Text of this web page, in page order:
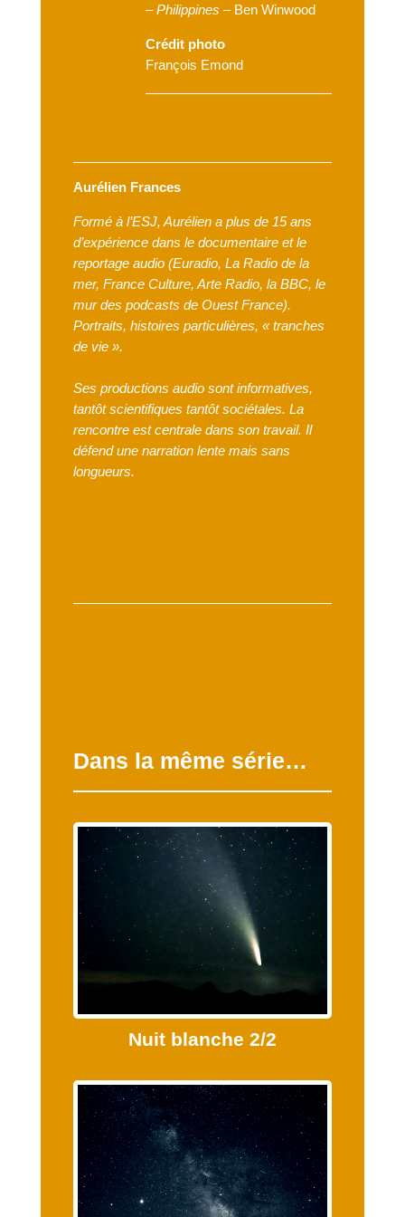
–Philippines –Ben Winwood
Crédit photo
François Emond
Aurélien Frances
Formé à l’ESJ, Aurélien a plus de 15 ans
d’expérience dans le documentaire et le
reportage audio (Euradio, La Radio de la
mer, France Culture, Arte Radio, la BBC, le
mur des podcasts de Ouest France).
Portraits, histoires particulières, « tranches
de vie ».
Ses productions audio sont informatives,
tantôt scientifiques tantôt sociétales. La
rencontre estcentrale dans son travail. Il
défend une narration lente mais sans
longueurs.
Dans la même série…
Nuit blanche 2/2